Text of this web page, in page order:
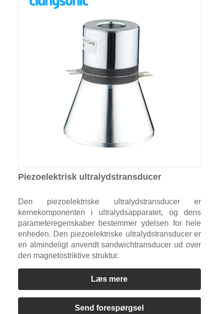
Piezoelektrisk ultralydstransducer
Den piezoelektriske ultralydstransducer er
kernekomponenten i ultralydsapparatet, og dens
parameteregenskaber bestemmer ydelsen for hele
enheden. Den piezoelektriske ultralydstransducer er
en almindeligt anvendt sandwichtransducer ud over
den magnetostriktive struktur.
Læs mere
Send forespørgsel